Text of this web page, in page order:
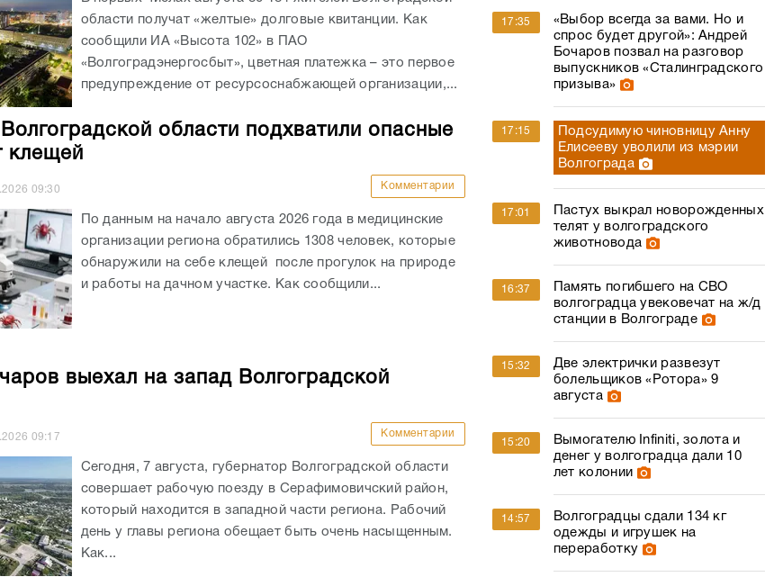
области получат «желтые» долговые квитанции. Как
сообщили ИА «Высота 102» в ПАО
«Волгоградэнергосбыт», цветная платежка – это первое
предупреждение от ресурсоснабжающей организации,...
области подхватили опасные
клещей
09:30 Комментарии
По данным на начало августа 2026 года в медицинские
организации региона обратились 1308 человек, которые
обнаружили на себе клещей после прогулок на природе
и работы на дачном участке. Как сообщили...
выехал на запад Волгоградской
09:17 Комментарии
Сегодня, 7 августа, губернатор Волгоградской области
совершает рабочую поезду в Серафимовичский район,
который находится в западной части региона. Рабочий
день у главы региона обещает быть очень насыщенным.
Как...
17:35
«Выбор всегда за вами. Но и
спрос будет другой»: Андрей
Бочаров позвал на разговор
выпускников «Сталинградского
призыва»
17:15
Подсудимую чиновницу Анну
Елисееву уволили из мэрии
Волгограда
17:01
Пастух выкрал новорожденных
телят у волгоградского
животновода
16:37
Память погибшего на СВО
волгоградца увековечат на ж/д
станции в Волгограде
15:32
Две электрички развезут
болельщиков «Ротора» 9
августа
15:20
Вымогателю Infiniti, золота и
денег у волгоградца дали 10
лет колонии
14:57
Волгоградцы сдали 134 кг
одежды и игрушек на
переработку